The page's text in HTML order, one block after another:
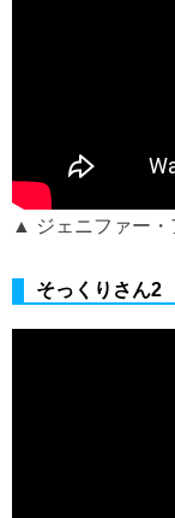
▲ ジェニファー・
そっくりさん2